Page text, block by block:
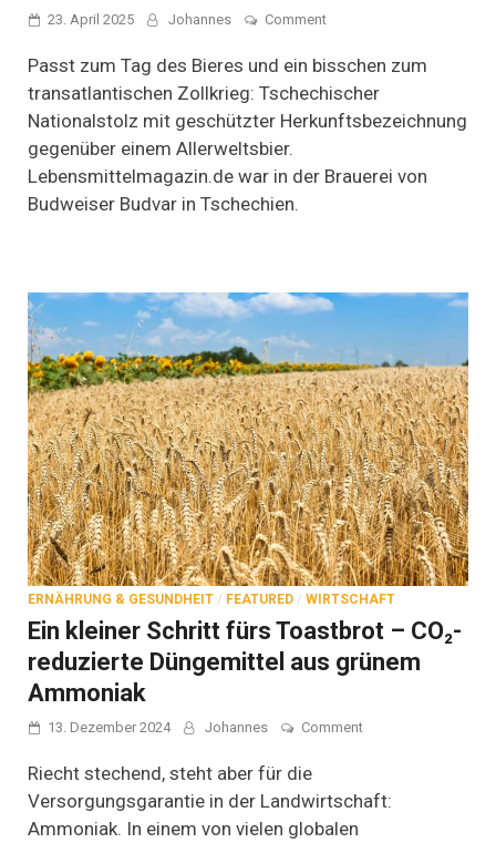
23. April 2025 Johannes Commenton
unverwechselbar
aus
Tschechien
Passt zum Tag des Bieres und ein bisschen zum
transatlantischen Zollkrieg: Tschechischer
Nationalstolz mit geschützter Herkunftsbezeichnung
gegenüber einem Allerweltsbier.
Lebensmittelmagazin.de war in der Brauerei von
Budweiser Budvar in Tschechien.
ERNÄHRUNG & GESUNDHEIT / FEATURED / WIRTSCHAFT
Ein kleiner Schritt fürs Toastbrot – CO₂-
reduzierte Düngemittel aus grünem
Ammoniak
13. Dezember 2024 Johannes Commenton
fürs
Riecht stechend, steht aber für die
Versorgungsgarantie in der Landwirtschaft:
Ammoniak. In einem von vielen globalen